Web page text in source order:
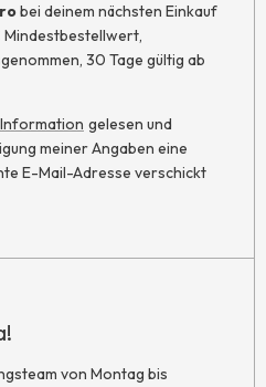
bei deinem nächsten Einkauf
30 Tage gültig ab
gelesen und
meiner Angaben eine
E-Mail-Adresse verschickt
von Montag bis